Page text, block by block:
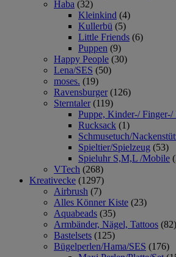
Haba (32)
Kleinkind (4)
Kullerbü (5)
Little Friends (6)
Puppen (9)
Happy People (30)
Lena/SES (50)
moses. (19)
Ravensburger (126)
Sterntaler (119)
Puppe, Kinder-/ Finger-/
Rucksack (1)
Schmusetuch/
Spieltier/Spielzeug (53)
Spieluhr S,M,L /Mobile
VTech (268)
Kreativecke (1297)
Airbrush (7)
Alles Könner Kiste (23)
Aquabeads (35)
Armbänder, Nägel, Tattoos (82)
Bastelsets (125)
Bügelperlen/Hama/SES (176)